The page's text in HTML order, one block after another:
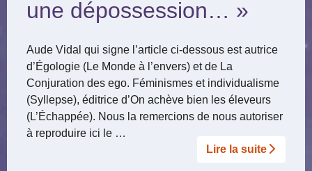
une dépossession… »
Aude Vidal qui signe l’article ci-dessous est autrice
d’Égologie (Le Monde à l’envers) et de La
Conjuration des ego. Féminismes et individualisme
(Syllepse), éditrice d’On achève bien les éleveurs
(L’Échappée). Nous la remercions de nous autoriser
à reproduire ici le …
Lire la suite­­